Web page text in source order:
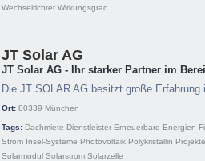
Wechselrichter Wirkungsgrad
JT Solar AG
JT Solar AG - Ihr starker Partner im
Die JT SOLAR AG besitzt große Erfahrung
Ort: 80339 München
Tags: Dachmiete Dienstleister Erneuerbare Energien
Strom Insel-Systeme Photovoltaik Polykristallin Projekte
Solarmodul Solarstrom Solarzelle